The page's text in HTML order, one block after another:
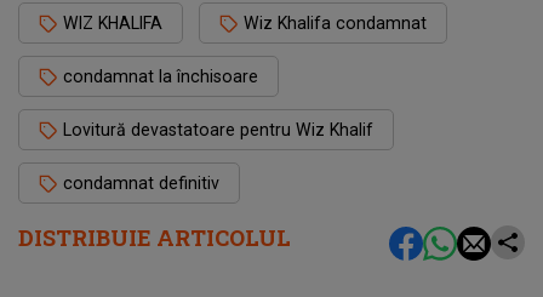
DISTRIBUIE ARTICOLUL
WIZ KHALIFA Wiz Khalifa condamnat
condamnat la închisoare
Lovitură devastatoare pentru Wiz Khalif
condamnat definitiv